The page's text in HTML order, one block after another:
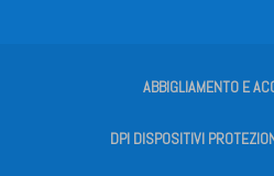
ABBIGLIAMENTO E
DPI DISPOSITIVI